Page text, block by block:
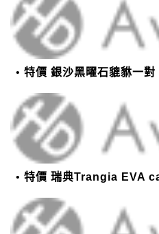
特價 銀沙黑曜石貔貅一
特價 瑞典Trangia EVA case 27